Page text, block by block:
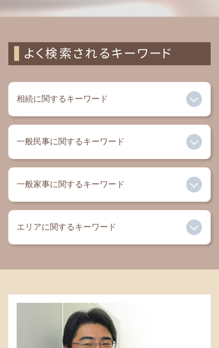
よく検索されるキーワード
相続に関するキーワード
遺言 遺留分
遺言書 一人に相続
公正遺言 証書
事業承継とは
相続税 納付方法
遺留分 放棄
遺留分 計算 不動産
相続税 非課税
相続 単純承認
一般民事に関するキーワード
民事 法律事務所
家賃滞納 裁判
交通事故 慰謝料 弁護士
内容証明 弁護士
一般家事に関するキーワード
成年後見人 デメリット
遺言書 法律事務所
法定後見 任意後見 違い
離婚 弁護士
エリアに関するキーワード
相続 寒川 弁護士
相続税 寒川 税理士
相続 平塚 税理士
相続税 鎌倉 弁護士
相続 鎌倉 弁護士
相続税 寒川 弁護士